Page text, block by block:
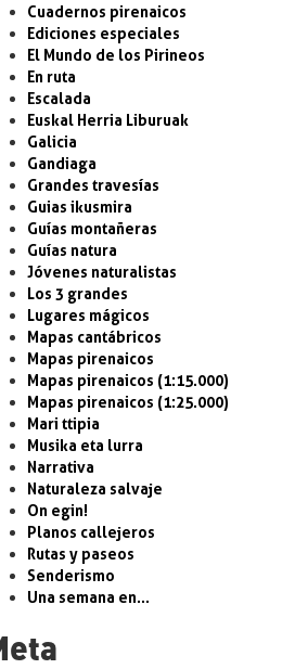
Cuadernos pirenaicos
Ediciones especiales
El Mundo de los Pirineos
En ruta
Escalada
Euskal Herria Liburuak
Galicia
Gandiaga
Grandes travesías
Guias ikusmira
Guías montañeras
Guías natura
Jóvenes naturalistas
Los 3 grandes
Lugares mágicos
Mapas cantábricos
Mapas pirenaicos
Mapas pirenaicos (1:15.000)
Mapas pirenaicos (1:25.000)
Mari ttipia
Musika eta lurra
Narrativa
Naturaleza salvaje
On egin!
Planos callejeros
Rutas y paseos
Senderismo
Una semana en…